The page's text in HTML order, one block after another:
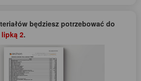
będziesz potrzebować do
2.